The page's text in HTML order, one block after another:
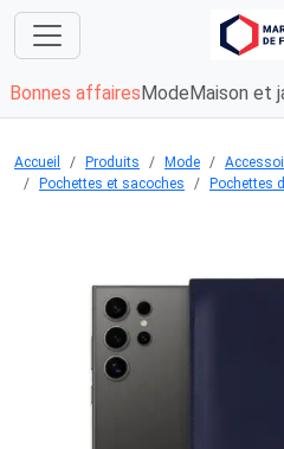
Bonnes affaires Mode Maison et
Accueil Produits Mode
Pochettes et sacoches
Pochettes